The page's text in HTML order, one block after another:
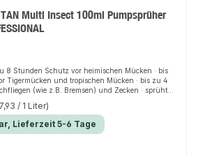
Multi Insect 100ml Pumpsprüher
8 Stunden Schutz vor heimischen Mücken · bis
Tigermücken und tropischen Mücken · bis zu 4
(wie z.B. Bremsen) und Zecken · sprüht
geeignet · frei von Konservierungsstoffen ·
fettende Formel · Flasche besteht zu 30% aus
Kunststoff · enthält 20% Icaridin, einen Wirkstoff
der Insekten sehr effektiv abwehrt
/ 1 Liter)
Lieferzeit 5-6 Tage